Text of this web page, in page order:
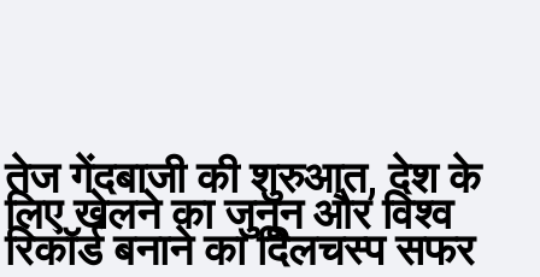
तेज गेंदबाजी की शुरुआत, देश के
लिए खेलने का जुनून और विश्व
रिकॉर्ड बनाने का दिलचस्प सफर